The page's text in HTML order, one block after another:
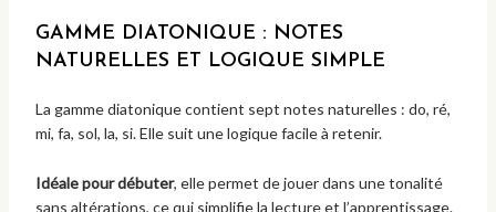
GAMME DIATONIQUE : NOTES
NATURELLES ET LOGIQUE SIMPLE
La gamme diatonique contient sept notes naturelles : do, ré,
mi, fa, sol, la, si. Elle suit une logique facile à retenir.
Idéale pour débuter, elle permet de jouer dans une tonalité
sans altérations, ce qui simplifie la lecture et l’apprentissage.